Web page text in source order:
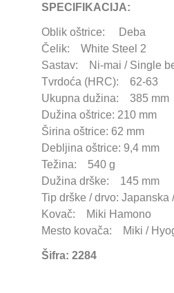
SPECIFIKACIJA:
Oblik oštrice: Deba
Čelik: White Steel 2
Sastav: Ni-mai / Single
Tvrdoća (HRC): 62-63
Ukupna dužina: 385 mm
Dužina oštrice: 210 mm
Širina oštrice: 62 mm
Debljina oštrice: 9,4 mm
Težina: 540 g
Dužina drške: 145 mm
Tip drške / drvo: Japanska
Kovač: Miki Hamono
Mesto kovača: Miki /
Šifra: 2284